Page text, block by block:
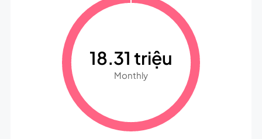
18.31 triệu
Monthly